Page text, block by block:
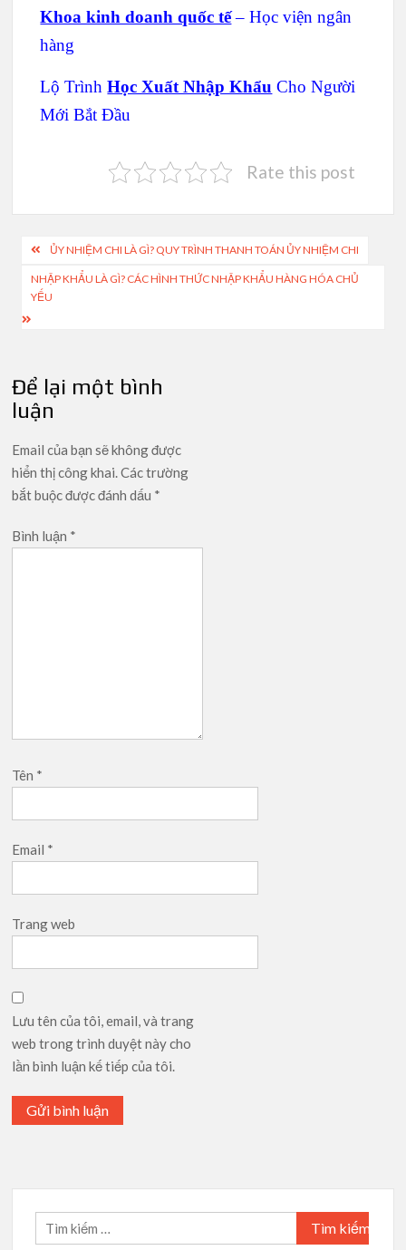
Khoa kinh doanh quốc tế– Học viện ngân
hàng
Lộ TrìnhHọc Xuất Nhập Khẩu Cho Người
Mới Bắt Đầu
Rate this post
Điều
hướng
bài
ỦY NHIỆM CHI LÀ GÌ? QUY TRÌNH THANH TOÁN ỦY NHIỆM CHI
NHẬP KHẨU LÀ GÌ? CÁC HÌNH THỨC NHẬP KHẨU HÀNG HÓA CHỦ
YẾU
Để lại một bình
luận
Email của bạn sẽ không được
hiển thị công khai.Các trường
bắt buộc được đánh dấu *
Bình luận *
Tên *
Email *
Trang web
Lưu tên của tôi, email, và trang
web trong trình duyệt này cho
lần bình luận kế tiếp của tôi.
Tìm
kiếm